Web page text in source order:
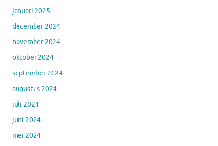
januari 2025
december 2024
november 2024
oktober 2024
september 2024
augustus 2024
juli 2024
juni 2024
mei 2024